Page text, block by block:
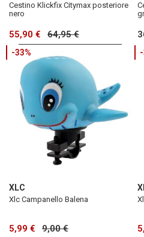
Cestino Klickfix Citymax posteriore
nero
55,90 € 64,95 €
-33%
XLC
Xlc Campanello Balena
5,99 € 9,00 €